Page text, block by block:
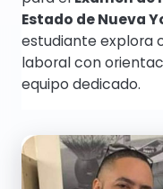
Estado de Nueva
estudiante explora
laboral con
equipo dedicado.